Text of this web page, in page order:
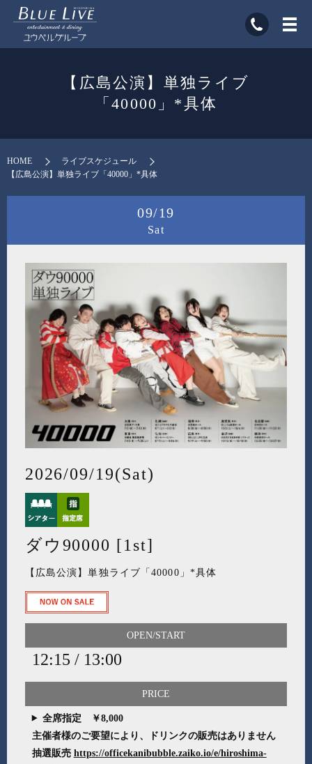
【広島公演】単独ライブ
「40000」*具体
HOME
ライブスケジュール
【広島公演】単独ライブ「40000」*具体
09/19
Sat
2026/09/19(Sat)
ダウ90000 [1st]
【広島公演】単独ライブ「40000」*具体
OPEN/START
12:15 / 13:00
PRICE
全席指定 ￥8,000
主催者様のご要望により、ドリンクの販売はありません
抽選販売 https://officekanibubble.zaiko.io/e/hiroshima-